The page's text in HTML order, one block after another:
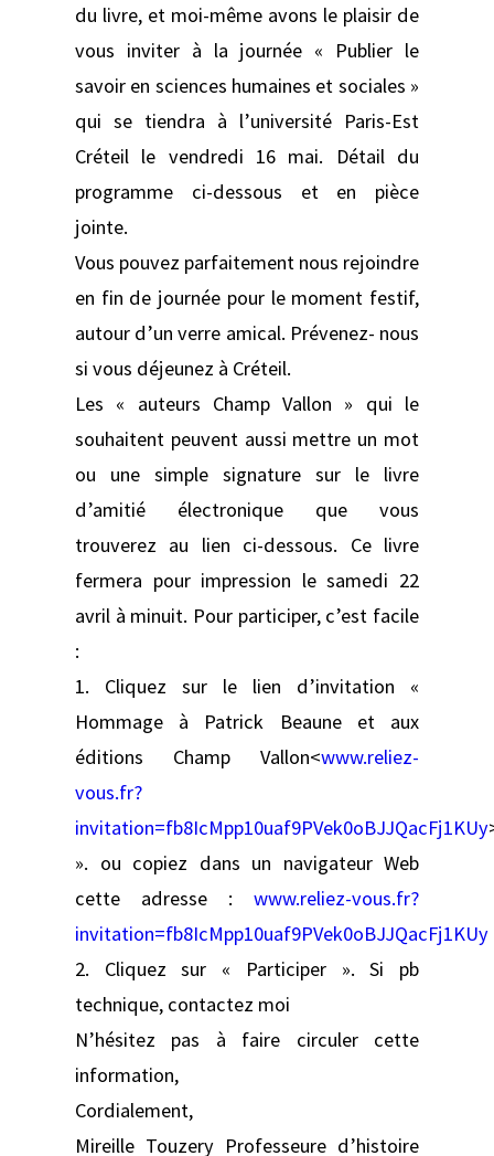
du livre, et moi-même avons le plaisir de
vous inviter à la journée « Publier le
savoir en sciences humaines et sociales »
qui se tiendra à l’université Paris-Est
Créteil le vendredi 16 mai. Détail du
programme ci-dessous et en pièce
jointe.
Vous pouvez parfaitement nous rejoindre
en fin de journée pour le moment festif,
autour d’un verre amical. Prévenez- nous
si vous déjeunez à Créteil.
Les « auteurs Champ Vallon » qui le
souhaitent peuvent aussi mettre un mot
ou une simple signature sur le livre
d’amitié électronique que vous
trouverez au lien ci-dessous. Ce livre
fermera pour impression le samedi 22
avril à minuit. Pour participer, c’est facile
:
1. Cliquez sur le lien d’invitation «
Hommage à Patrick Beaune et aux
éditions Champ Vallon<www.reliez-
vous.fr?
invitation=fb8IcMpp10uaf9PVek0oBJJQacFj1KUy
». ou copiez dans un navigateur Web
cette adresse : www.reliez-vous.fr?
invitation=fb8IcMpp10uaf9PVek0oBJJQacFj1KUy
2. Cliquez sur « Participer ». Si pb
technique, contactez moi
N’hésitez pas à faire circuler cette
information,
Cordialement,
Mireille Touzery Professeure d’histoire